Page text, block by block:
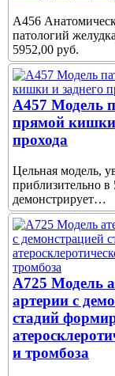
A456
патологий
5952,00 руб.
A457 Модель
прямой кишки
прохода
Цельная модель,
приблизительно в
демонстрирует…
A725 Модель
артерии с
стадий
и тромбоза